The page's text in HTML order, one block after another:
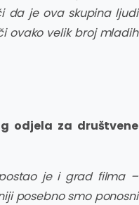
da je ova skupina ljudi
ovako velik broj mladih
odjela za društvene
je i grad filma –
posebno smo ponosni